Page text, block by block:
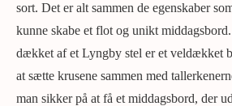
sort. Det er alt sammen de egenskaber
kunne skabe et flot og unikt
dækket af et Lyngby stel er et veldækket
at sætte krusene sammen med
man sikker på at få et middagsbord, der